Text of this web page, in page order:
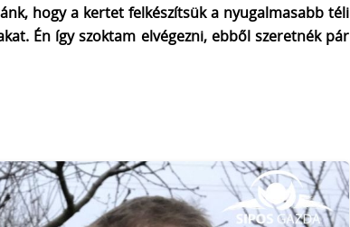
hogy a kertet felkészítsük a nyugalmasabb téli
Én így szoktam elvégezni, ebből szeretnék pár